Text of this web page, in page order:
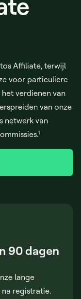
Affiliate, terwijl
voor particuliere
verdienen van
van onze
netwerk van
90 dagen
lange
registratie.